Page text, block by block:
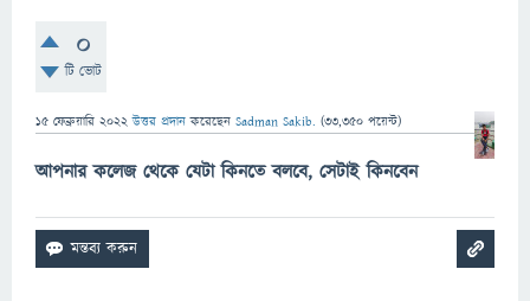
0
টি ভোট
15 ফেব্রুয়ারি 2022 উত্তর প্রদান করেছেন Sadman Sakib. (33,350 পয়েন্ট)
আপনার কলেজ থেকে যেটা কিনতে বলবে, সেটাই কিনবেন